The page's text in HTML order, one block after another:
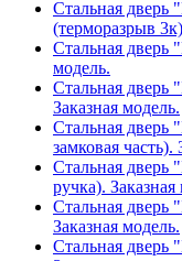
Стальная дверь
(терморазрыв
Стальная дверь
модель.
Стальная дверь
Заказная модель.
Стальная дверь
замковая часть).
Стальная дверь
ручка). Заказная
Стальная дверь
Заказная модель.
Стальная дверь